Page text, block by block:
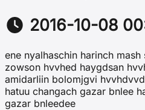
2016-10-08
ene nyalhaschin harinch
zowson hvvhed haygdsan
amidarliin bolomjgvi
hatuu changach gazar bnlee
gazar bnleedee